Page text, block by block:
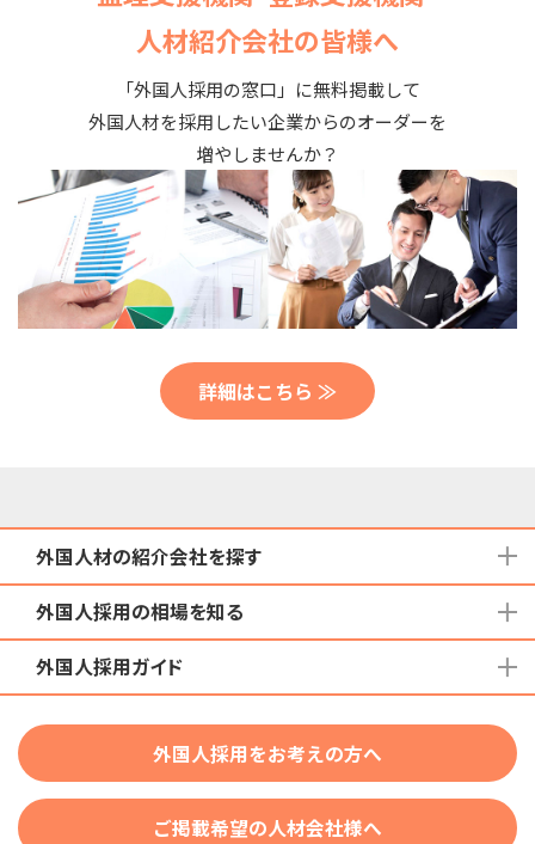
人材紹介会社の皆様へ
「外国人採用の窓口」に無料掲載して
外国人材を採用したい企業からのオーダーを
増やしませんか？
詳細はこちら ≫
外国人材の紹介会社を探す
地域から検索する
国籍から検索する
在留資格から検索する
団体種別から探す
業界・職種から検索する
外国人採用の相場を知る
育成就労外国人の受け入れ相場
技人国・高度人材の受け入れ相場
外国人採用ガイド
特定技能
技術・人文知識・国際業務
外国人採用をお考えの方へ
ご掲載希望の人材会社様へ